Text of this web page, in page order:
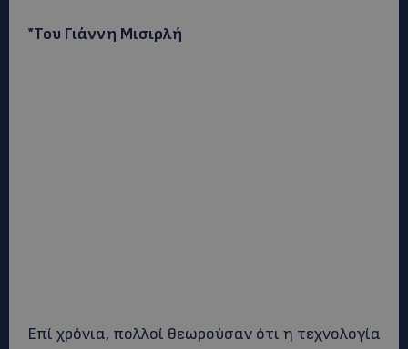
*Του Γιάννη Μισιρλή
Επί χρόνια, πολλοί θεωρούσαν ότι η τεχνολογία